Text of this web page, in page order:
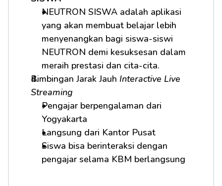
NEUTRON SISWA adalah aplikasi
yang akan membuat belajar lebih
menyenangkan bagi siswa-siswi
NEUTRON demi kesuksesan dalam
meraih prestasi dan cita-cita.
Bimbingan Jarak Jauh Interactive Live
Streaming
Pengajar berpengalaman dari
Yogyakarta
Langsung dari Kantor Pusat
Siswa bisa berinteraksi dengan
pengajar selama KBM berlangsung